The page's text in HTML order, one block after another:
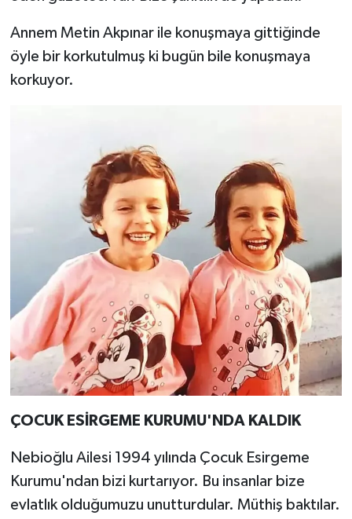
Annem Metin Akpınar ile konuşmaya gittiğinde
öyle bir korkutulmuş ki bugün bile konuşmaya
korkuyor.
ÇOCUK ESİRGEME KURUMU'NDA KALDIK
Nebioğlu Ailesi 1994 yılında Çocuk Esirgeme
Kurumu'ndan bizi kurtarıyor. Bu insanlar bize
evlatlık olduğumuzu unutturdular. Müthiş baktılar.